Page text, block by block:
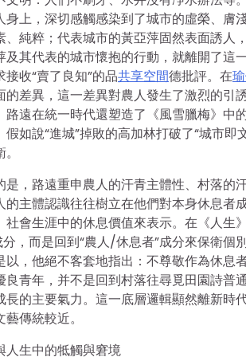
身上，深切感觸感染到了城市的虛榮、
、純粹；代表城市的黃亞萍固然表面誘
及其代表的城市懷抱的行動，就離開了這
收“賣了良知”的品共享空間德批評。在
的差異，這一差異對農人發生了激烈的
路遠在統一時代還塑造了《風雪臘梅》
假如說“進城”掉敗的高加林打破了“城市
是，路遠重申農人的汗青主體性、村落的
的主體認識往往樹立在他們對本身休息
社會生涯中的休息價值來表示。在《人
分，而是回到“農人/休息者”成分來保衛
以，他絕不客套地指出：不尊敬作為休
良青年，并不是回到村落往尋覓田園詩
長的主要氣力。這一底層邏輯顯然離新
傳統較近。
人生中的牴觸與窘境